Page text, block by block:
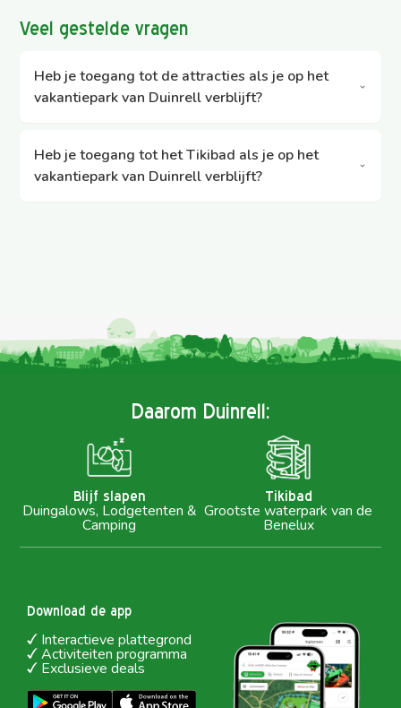
Veel gestelde vragen
Heb je toegang tot de attracties als je op het
vakantiepark van Duinrell verblijft?
geopende attracties inbegrepen. Let wel op de
openingstijden.
Heb je toegang tot het Tikibad als je op het
vakantiepark van Duinrell verblijft?
Daarom Duinrell:
Blijf slapen
Duingalows, Lodgetenten &
Camping
Tikibad
Grootste waterpark van de
Benelux
Download de app
Interactieve plattegrond
Activiteiten programma
Exclusieve deals